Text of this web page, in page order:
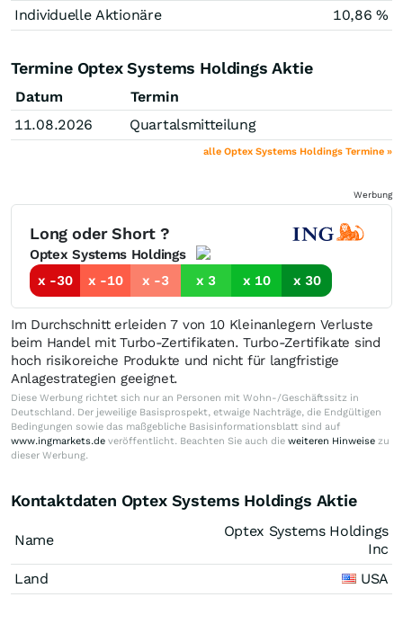
Individuelle Aktionäre
10,86 %
Termine Optex Systems Holdings Aktie
Datum
Termin
11.08.2026
Quartalsmitteilung
alle Optex Systems Holdings Termine »
Werbung
Long oder Short ?
Optex Systems Holdings
x -30
x -10 x -3 x 3 x 10 x 30
Im Durchschnitt erleiden 7 von 10 Kleinanlegern Verluste
beim Handel mit Turbo-Zertifikaten. Turbo-Zertifikate sind
hoch risikoreiche Produkte und nicht für langfristige
Anlagestrategien geeignet.
Diese Werbung richtet sich nur an Personen mit Wohn-/Geschäftssitz in
Deutschland. Der jeweilige Basisprospekt, etwaige Nachträge, die Endgültigen
Bedingungen sowie das maßgebliche Basisinformationsblatt sind auf
www.ingmarkets.de veröffentlicht. Beachten Sie auch die weiteren Hinweise zu
dieser Werbung.
Kontaktdaten Optex Systems Holdings Aktie
Name
Optex Systems Holdings
Inc
Land
USA